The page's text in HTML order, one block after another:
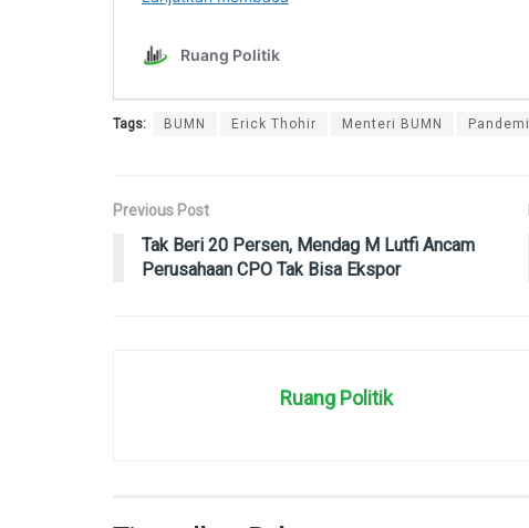
Tags: BUMN Erick Thohir Menteri BUMN Pandemi
Previous Post
Tak Beri 20 Persen, Mendag M Lutfi Ancam
Perusahaan CPO Tak Bisa Ekspor
Ruang Politik